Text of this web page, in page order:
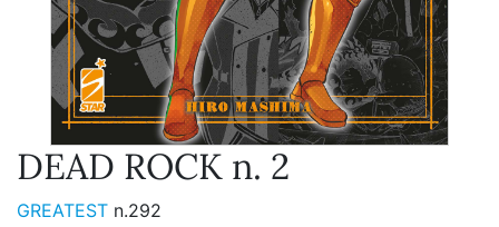
DEAD ROCK n. 2
GREATEST n.292